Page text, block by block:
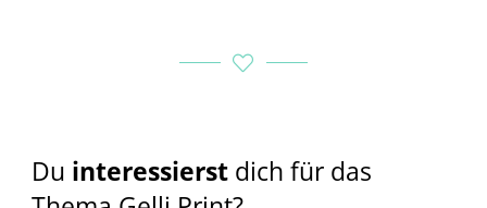
Du interessierstdich für das